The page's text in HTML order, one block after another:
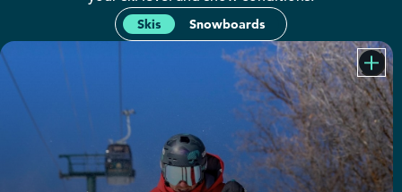
Skis Snowboards